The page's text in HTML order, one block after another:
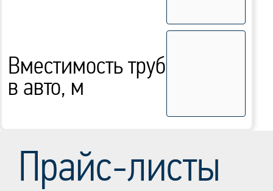
Вместимость труб
в авто, м
Прайс-листы